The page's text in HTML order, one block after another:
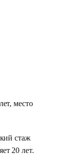
место
стаж
20 лет.